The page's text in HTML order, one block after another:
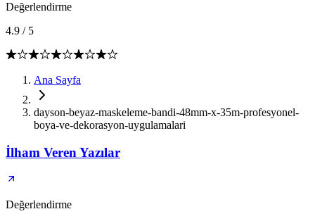
Değerlendirme
4.9 / 5
Ana Sayfa
dayson-beyaz-maskeleme-bandi-48mm-x-35m-profesyonel-
boya-ve-dekorasyon-uygulamalari
İlham Veren Yazılar
Değerlendirme